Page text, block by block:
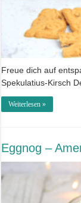
Freue dich auf
Spekulatius-Kirsch
Weiterlesen »
Eggnog –